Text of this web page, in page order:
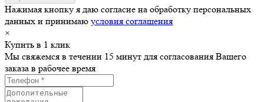
Нажимая кнопку я даю согласие на обработку персональных
данных и принимаю условия соглашения
×
Купить в 1 клик
Мы свяжемся в течении 15 минут для согласования Вашего
заказа в рабочее время